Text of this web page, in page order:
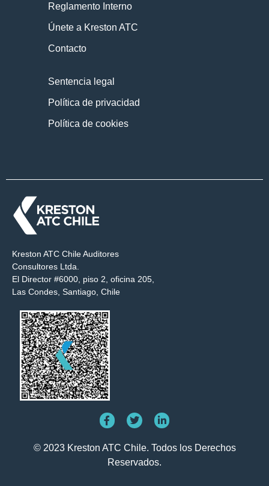
Reglamento Interno
Únete a Kreston ATC
Contacto
Sentencia legal
Política de privacidad
Política de cookies
© 2023 Kreston ATC Chile. Todos los Derechos
Reservados.
Kreston ATC Chile Auditores
Consultores Ltda.
El Director #6000, piso 2, oficina 205,
Las Condes, Santiago, Chile